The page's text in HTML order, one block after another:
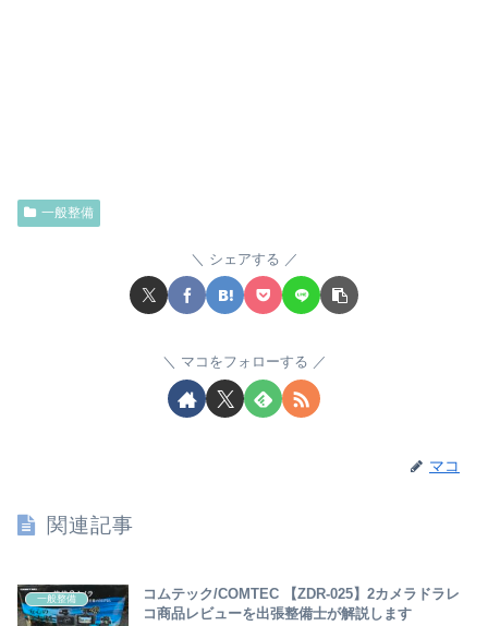
一般整備
シェアする
マコをフォローする
マコ
関連記事
一般整備
コムテック/COMTEC 【ZDR-025】2カメラドラレ
コ商品レビューを出張整備士が解説します